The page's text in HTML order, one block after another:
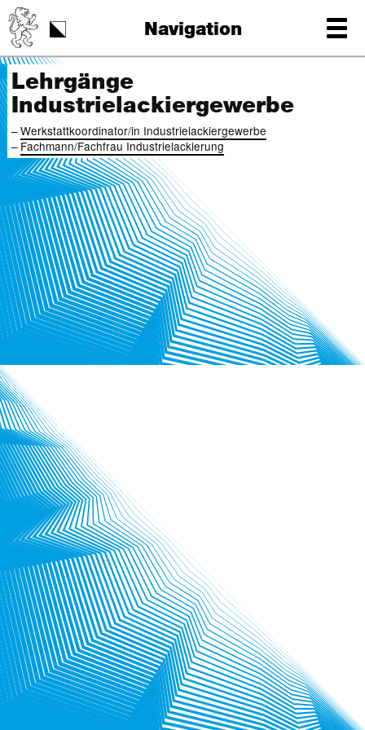
Navigation
Tag der Schrift
Lehrgänge
Industrielackiergewerbe
Werkstattkoordinator/in Industrielackiergewerbe
Fachmann/Fachfrau Industrielackierung